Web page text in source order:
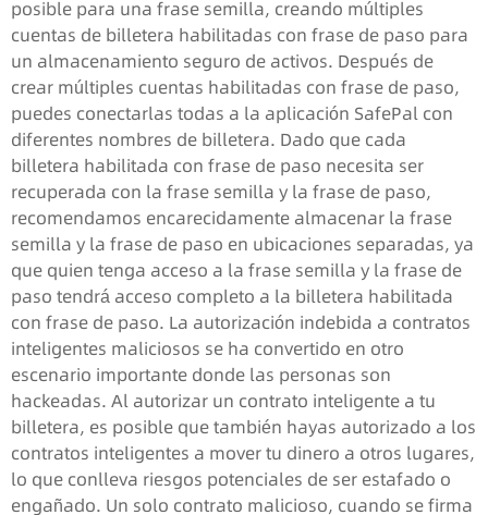
posible para una frase semilla, creando múltiples
cuentas de billetera habilitadas con frase de paso para
un almacenamiento seguro de activos. Después de
crear múltiples cuentas habilitadas con frase de paso,
puedes conectarlas todas a la aplicación SafePal con
diferentes nombres de billetera. Dado que cada
billetera habilitada con frase de paso necesita ser
recuperada con la frase semilla y la frase de paso,
recomendamos encarecidamente almacenar la frase
semilla y la frase de paso en ubicaciones separadas, ya
que quien tenga acceso a la frase semilla y la frase de
paso tendrá acceso completo a la billetera habilitada
con frase de paso. La autorización indebida a contratos
inteligentes maliciosos se ha convertido en otro
escenario importante donde las personas son
hackeadas. Al autorizar un contrato inteligente a tu
billetera, es posible que también hayas autorizado a los
contratos inteligentes a mover tu dinero a otros lugares,
lo que conlleva riesgos potenciales de ser estafado o
engañado. Un solo contrato malicioso, cuando se firma